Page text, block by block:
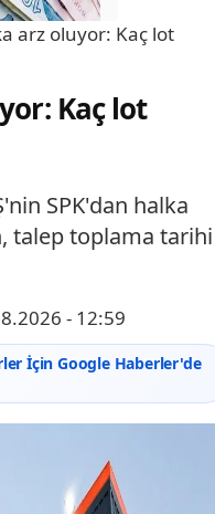
arz oluyor: Kaç lot
Kaç lot
SPK'dan halka
talep toplama tarihi
- 12:59
İçin Google Haberler'de